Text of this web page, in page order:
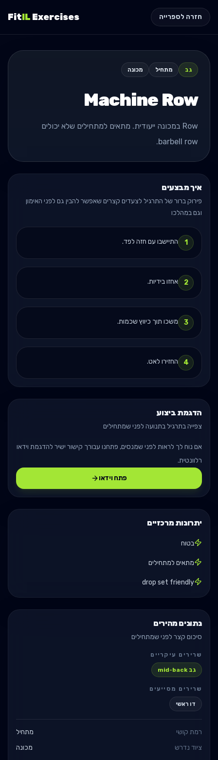
חזרה לספרייה FitIL Exercises
גב מתחיל מכונה
Machine Row
Row במכונה ייעודית. מתאים למתחילים שלא יכולים
barbell row.
איך מבצעים
פירוק ברור של התרגיל לצעדים קצרים שאפשר להבין גם לפני האימון
וגם במהלכו
1 התיישבו עם חזה לפד.
2 אחזו בידיות.
3 משכו תוך כיווץ שכמות.
4 החזירו לאט.
הדגמת ביצוע
צפייה בתרגיל בתנועה לפני שמתחילים
אם נוח לך לראות לפני שמנסים, פתחנו עבורך קישור ישיר להדגמת וידאו
רלוונטית.
פתח וידאו
יתרונות מרכזיים
בטוח
מתאים למתחילים
drop set friendly
נתונים מהירים
סיכום קצר לפני שמתחילים
שרירים עיקריים
גב mid-back
שרירים מסייעים
דו ראשי
רמת קושי
מתחיל
ציוד נדרש
מכונה